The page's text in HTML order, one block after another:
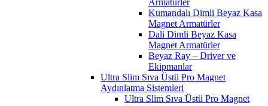
Armatürler
Kumandalı Dimli Beyaz Kasa
Magnet Armatürler
Dali Dimli Beyaz Kasa
Magnet Armatürler
Beyaz Ray – Driver ve
Ekipmanlar
Ultra Slim Sıva Üstü Pro Magnet
Aydınlatma Sistemleri
Ultra Slim Sıva Üstü Pro Magnet